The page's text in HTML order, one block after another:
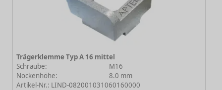
Trägerklemme Typ A 16 mittel
Schraube:
M16
Nockenhöhe:
8.0 mm
Artikel-Nr.: LIND-082001031060160000